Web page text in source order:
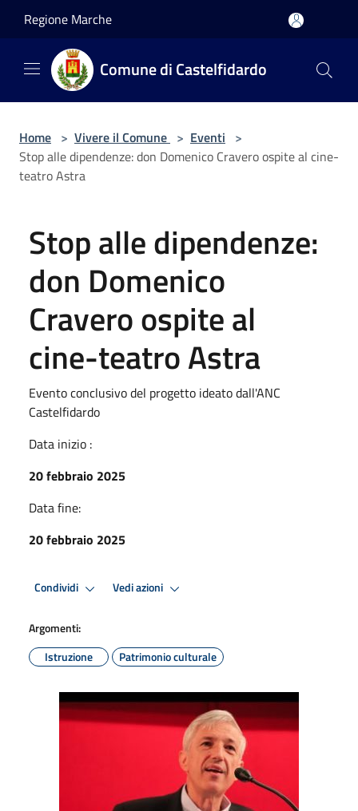
Regione Marche
Comune di Castelfidardo
Home > Vivere il Comune > Eventi >
Stop alle dipendenze: don Domenico Cravero ospite al cine-
teatro Astra
Stop alle dipendenze:
don Domenico
Cravero ospite al
cine-teatro Astra
Evento conclusivo del progetto ideato dall'ANC
Castelfidardo
Data inizio :
20 febbraio 2025
Data fine:
20 febbraio 2025
Condividi Vedi azioni
Argomenti:
Istruzione
Patrimonio culturale